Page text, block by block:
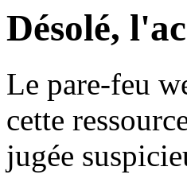
Désolé,
Le pare-feu
cette
jugée